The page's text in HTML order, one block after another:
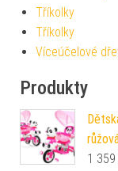
Tříkolky
Tříkolky
Víceúčelové
Produkty
1 359